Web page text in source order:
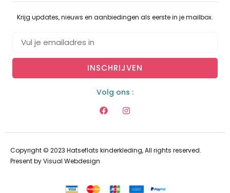
Krijg updates, nieuws en aanbiedingen als eerste in je mailbox.
INSCHRIJVEN
Volg ons :
Copyright © 2023 Hatseflats kinderkleding, All rights reserved.
Present byVisual Webdesign